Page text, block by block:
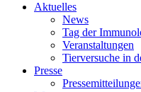
Aktuelles
News
Tag der
Veranstaltungen
Tierversuche in
Presse